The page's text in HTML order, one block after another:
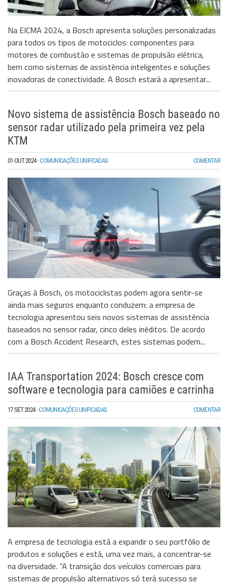
Na EICMA 2024, a Bosch apresenta soluções personalizadas
para todos os tipos de motociclos: componentes para
motores de combustão e sistemas de propulsão elétrica,
bem como sistemas de assistência inteligentes e soluções
inovadoras de conectividade. A Bosch estará a apresentar...
Novo sistema de assistência Bosch baseado no
sensor radar utilizado pela primeira vez pela
KTM
01 OUT 2024·COMUNICAÇÕES UNIFICADAS COMENTAR
Graças à Bosch, os motociclistas podem agora sentir-se
ainda mais seguros enquanto conduzem: a empresa de
tecnologia apresentou seis novos sistemas de assistência
baseados no sensor radar, cinco deles inéditos. De acordo
com a Bosch Accident Research, estes sistemas podem...
IAA Transportation 2024: Bosch cresce com
software e tecnologia para camiões e carrinha
17 SET 2024·COMUNICAÇÕES UNIFICADAS COMENTAR
A empresa de tecnologia está a expandir o seu portfólio de
produtos e soluções e está, uma vez mais, a concentrar-se
na diversidade. “A transição dos veículos comerciais para
sistemas de propulsão alternativos só terá sucesso se